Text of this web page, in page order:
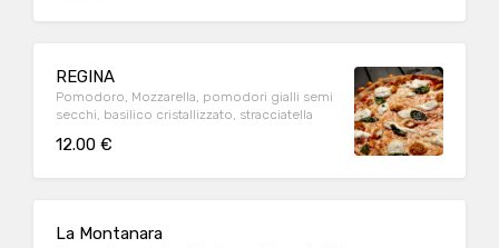
REGINA
Pomodoro, Mozzarella, pomodori gialli semi
secchi, basilico cristallizzato, stracciatella
12.00 €
La Montanara